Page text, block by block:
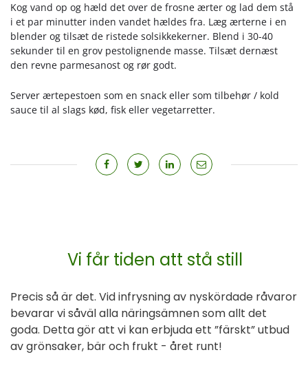
Kog vand op og hæld det over de frosne ærter og lad dem stå
i et par minutter inden vandet hældes fra. Læg ærterne i en
blender og tilsæt de ristede solsikkekerner. Blend i 30-40
sekunder til en grov pestolignende masse. Tilsæt dernæst
den revne parmesanost og rør godt.
Server ærtepestoen som en snack eller som tilbehør / kold
sauce til al slags kød, fisk eller vegetarretter.
Vi får tiden att stå still
Precis så är det. Vid infrysning av nyskördade råvaror
bevarar vi såväl alla näringsämnen som allt det
goda. Detta gör att vi kan erbjuda ett ”färskt” utbud
av grönsaker, bär och frukt - året runt!